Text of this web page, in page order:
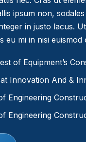
ipsum non,
in justo lacus.
eu mi in nisi euismod
of Equipment’s
Innovation And &
Engineering
Engineering